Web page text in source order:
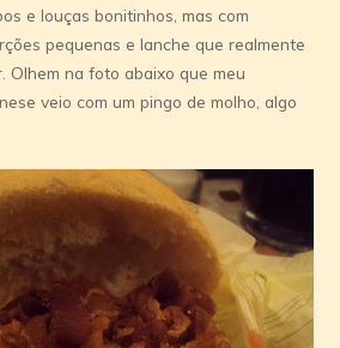
e louças bonitinhos, mas com
pequenas e lanche que realmente
Olhem na foto abaixo que meu
veio com um pingo de molho, algo